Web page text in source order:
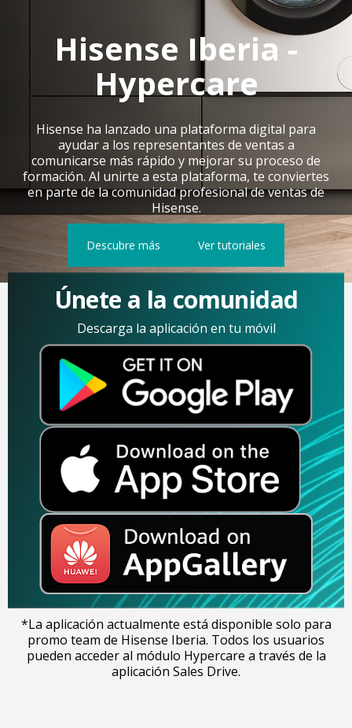
Hisense Iberia -
Hypercare
Hisense ha lanzado una plataforma digital para
ayudar a los representantes de ventas a
comunicarse más rápido y mejorar su proceso de
formación. Al unirte a esta plataforma, te conviertes
en parte de la comunidad profesional de ventas de
Hisense.
Descubre más Ver tutoriales
Únete a la comunidad
Descarga la aplicación en tu móvil
*La aplicación actualmente está disponible solo para
promo team de Hisense Iberia. Todos los usuarios
pueden acceder al módulo Hypercare a través de la
aplicación Sales Drive.